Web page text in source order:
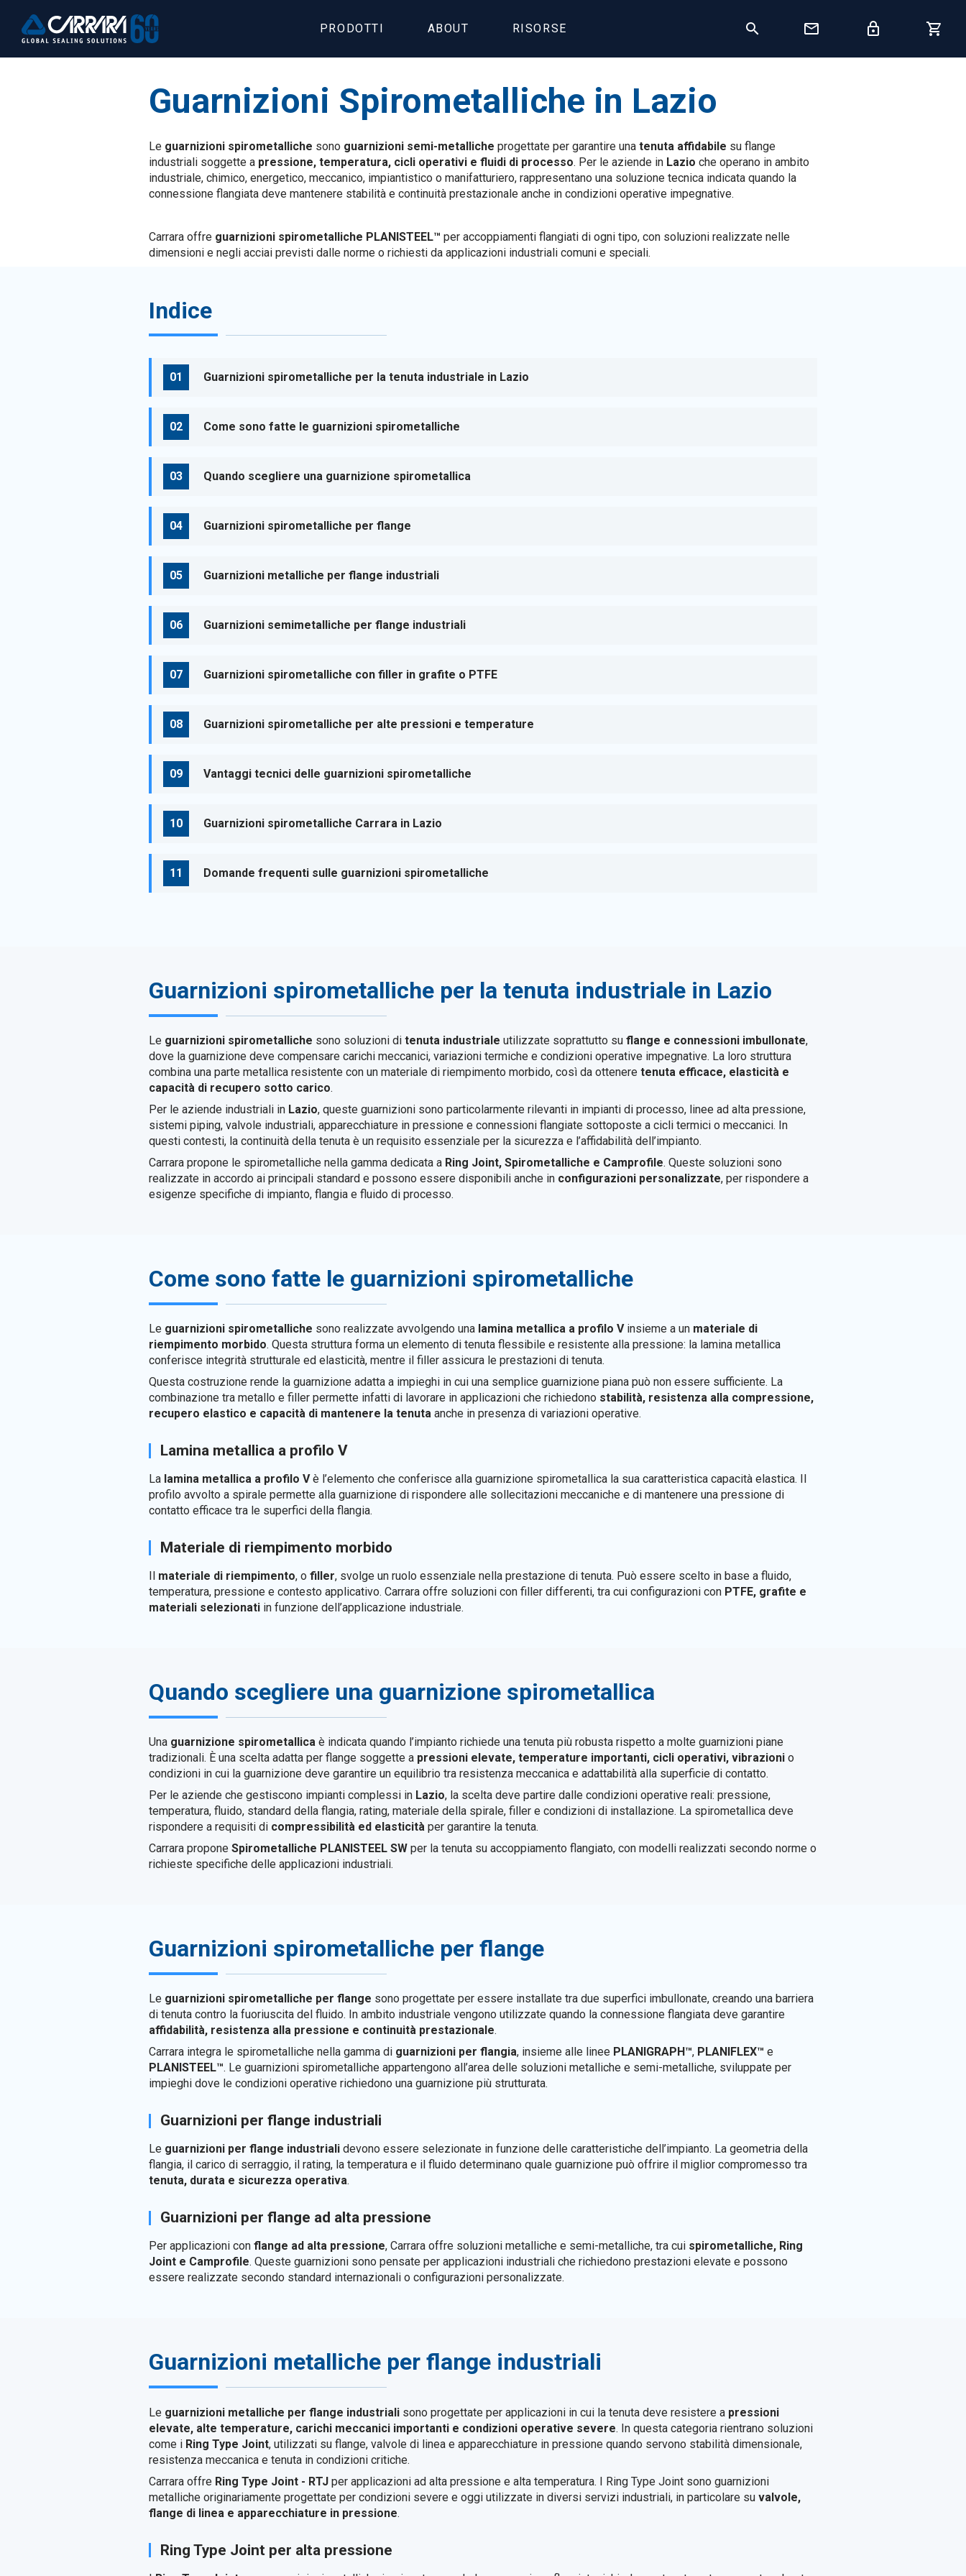
PRODOTTI ABOUT RISORSE
Guarnizioni Spirometalliche in Lazio
Le guarnizioni spirometalliche sono guarnizioni semi-metalliche progettate per garantire una tenuta affidabile su flange
industriali soggette a pressione, temperatura, cicli operativi e fluidi di processo. Per le aziende in Lazio che operano in ambito
industriale, chimico, energetico, meccanico, impiantistico o manifatturiero, rappresentano una soluzione tecnica indicata quando la
connessione flangiata deve mantenere stabilità e continuità prestazionale anche in condizioni operative impegnative.
Carrara offre guarnizioni spirometalliche PLANISTEEL™ per accoppiamenti flangiati di ogni tipo, con soluzioni realizzate nelle
dimensioni e negli acciai previsti dalle norme o richiesti da applicazioni industriali comuni e speciali.
Indice
Guarnizioni spirometalliche per la tenuta industriale in Lazio
Come sono fatte le guarnizioni spirometalliche
Quando scegliere una guarnizione spirometallica
Guarnizioni spirometalliche per flange
Guarnizioni metalliche per flange industriali
Guarnizioni semimetalliche per flange industriali
Guarnizioni spirometalliche con filler in grafite o PTFE
Guarnizioni spirometalliche per alte pressioni e temperature
Vantaggi tecnici delle guarnizioni spirometalliche
Guarnizioni spirometalliche Carrara in Lazio
Domande frequenti sulle guarnizioni spirometalliche
Guarnizioni spirometalliche per la tenuta industriale in Lazio
Le guarnizioni spirometalliche sono soluzioni di tenuta industriale utilizzate soprattutto su flange e connessioni imbullonate,
dove la guarnizione deve compensare carichi meccanici, variazioni termiche e condizioni operative impegnative. La loro struttura
combina una parte metallica resistente con un materiale di riempimento morbido, così da ottenere tenuta efficace, elasticità e
capacità di recupero sotto carico.
Per le aziende industriali in Lazio, queste guarnizioni sono particolarmente rilevanti in impianti di processo, linee ad alta pressione,
sistemi piping, valvole industriali, apparecchiature in pressione e connessioni flangiate sottoposte a cicli termici o meccanici. In
questi contesti, la continuità della tenuta è un requisito essenziale per la sicurezza e l’affidabilità dell’impianto.
Carrara propone le spirometalliche nella gamma dedicata a Ring Joint, Spirometalliche e Camprofile. Queste soluzioni sono
realizzate in accordo ai principali standard e possono essere disponibili anche in configurazioni personalizzate, per rispondere a
esigenze specifiche di impianto, flangia e fluido di processo.
Come sono fatte le guarnizioni spirometalliche
Le guarnizioni spirometalliche sono realizzate avvolgendo una lamina metallica a profilo Vinsieme a un materiale di
riempimento morbido. Questa struttura forma un elemento di tenuta flessibile e resistente alla pressione: la lamina metallica
conferisce integrità strutturale ed elasticità, mentre il filler assicura le prestazioni di tenuta.
Questa costruzione rende la guarnizione adatta a impieghi in cui una semplice guarnizione piana può non essere sufficiente. La
combinazione tra metallo e filler permette infatti di lavorare in applicazioni che richiedono stabilità, resistenza alla compressione,
recupero elastico e capacità di mantenere la tenuta anche in presenza di variazioni operative.
Lamina metallica a profilo V
La lamina metallica a profilo Vè l’elemento che conferisce alla guarnizione spirometallica la sua caratteristica capacità elastica. Il
profilo avvolto a spirale permette alla guarnizione di rispondere alle sollecitazioni meccaniche e di mantenere una pressione di
contatto efficace tra le superfici della flangia.
Materiale di riempimento morbido
materiale di riempimento, o filler, svolge un ruolo essenziale nella prestazione di tenuta. Può essere scelto in base a fluido,
temperatura, pressione e contesto applicativo. Carrara offre soluzioni con filler differenti, tra cui configurazioni con PTFE, grafite e
materiali selezionati in funzione dell’applicazione industriale.
Quando scegliere una guarnizione spirometallica
Una guarnizione spirometallica è indicata quando l’impianto richiede una tenuta più robusta rispetto a molte guarnizioni piane
tradizionali. È una scelta adatta per flange soggette a pressioni elevate, temperature importanti, cicli operativi, vibrazioni o
condizioni in cui la guarnizione deve garantire un equilibrio tra resistenza meccanica e adattabilità alla superficie di contatto.
Per le aziende che gestiscono impianti complessi in Lazio, la scelta deve partire dalle condizioni operative reali: pressione,
temperatura, fluido, standard della flangia, rating, materiale della spirale, filler e condizioni di installazione. La spirometallica deve
rispondere a requisiti di compressibilità ed elasticità per garantire la tenuta.
Carrara propone Spirometalliche PLANISTEEL SW per la tenuta su accoppiamento flangiato, con modelli realizzati secondo norme o
richieste specifiche delle applicazioni industriali.
Guarnizioni spirometalliche per flange
Le guarnizioni spirometalliche per flange sono progettate per essere installate tra due superfici imbullonate, creando una barriera
di tenuta contro la fuoriuscita del fluido. In ambito industriale vengono utilizzate quando la connessione flangiata deve garantire
affidabilità, resistenza alla pressione e continuità prestazionale.
Carrara integra le spirometalliche nella gamma di guarnizioni per flangia, insieme alle linee PLANIGRAPH™, PLANIFLEX™ e
PLANISTEEL™. Le guarnizioni spirometalliche appartengono all’area delle soluzioni metalliche e semi-metalliche, sviluppate per
impieghi dove le condizioni operative richiedono una guarnizione più strutturata.
Guarnizioni per flange industriali
Le guarnizioni per flange industriali devono essere selezionate in funzione delle caratteristiche dell’impianto. La geometria della
flangia, il carico di serraggio, il rating, la temperatura e il fluido determinano quale guarnizione può offrire il miglior compromesso tra
tenuta, durata e sicurezza operativa.
Guarnizioni per flange ad alta pressione
Per applicazioni con flange ad alta pressione, Carrara offre soluzioni metalliche e semi-metalliche, tra cui spirometalliche, Ring
Joint e Camprofile. Queste guarnizioni sono pensate per applicazioni industriali che richiedono prestazioni elevate e possono
essere realizzate secondo standard internazionali o configurazioni personalizzate.
Guarnizioni metalliche per flange industriali
Le guarnizioni metalliche per flange industriali sono progettate per applicazioni in cui la tenuta deve resistere a pressioni
elevate, alte temperature, carichi meccanici importanti e condizioni operative severe. In questa categoria rientrano soluzioni
come i Ring Type Joint, utilizzati su flange, valvole di linea e apparecchiature in pressione quando servono stabilità dimensionale,
resistenza meccanica e tenuta in condizioni critiche.
Carrara offre Ring Type Joint - RTJ per applicazioni ad alta pressione e alta temperatura. I Ring Type Joint sono guarnizioni
metalliche originariamente progettate per condizioni severe e oggi utilizzate in diversi servizi industriali, in particolare su valvole,
flange di linea e apparecchiature in pressione.
Ring Type Joint per alta pressione